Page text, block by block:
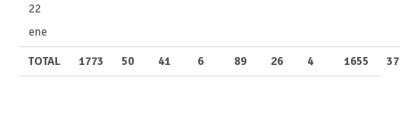
22
ene
TOTAL 1773 50 41 6 89 26 4 1655 37